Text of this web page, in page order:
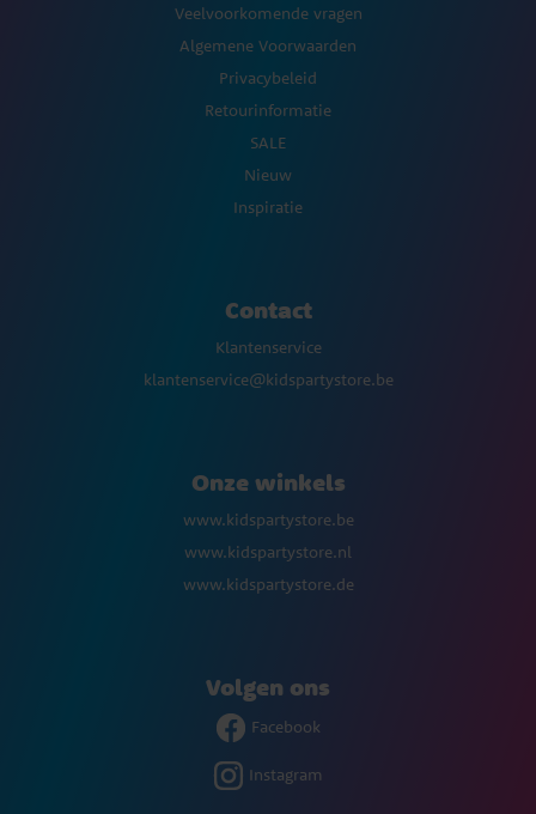
Veelvoorkomende vragen
Algemene Voorwaarden
Privacybeleid
Retourinformatie
SALE
Nieuw
Inspiratie
Contact
Klantenservice
klantenservice@kidspartystore.be
Onze winkels
www.kidspartystore.be
www.kidspartystore.nl
www.kidspartystore.de
Volgen ons
Facebook
Instagram